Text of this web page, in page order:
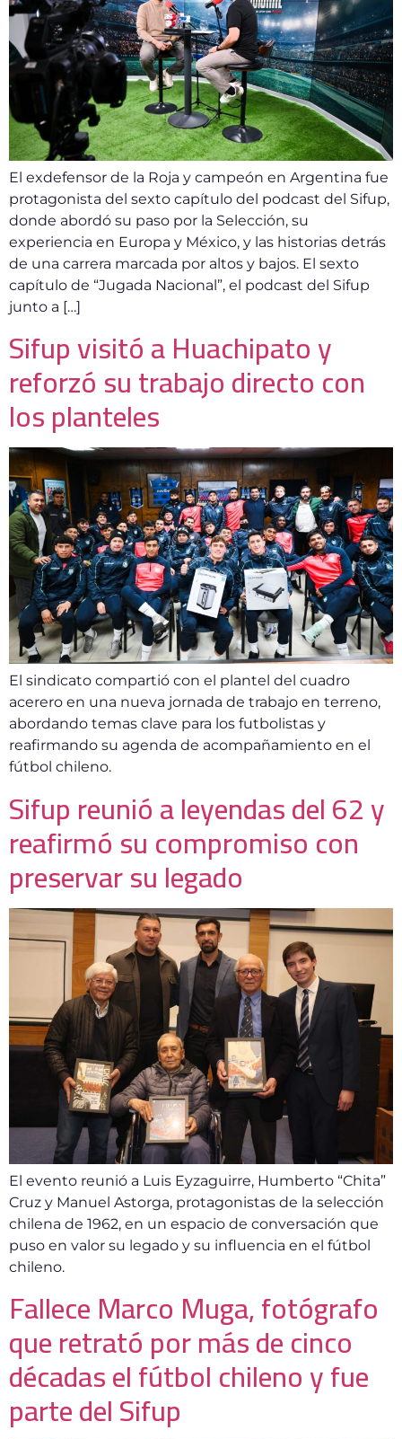
El exdefensor de la Roja y campeón en Argentina fue
protagonista del sexto capítulo del podcast del Sifup,
donde abordó su paso por la Selección, su
experiencia en Europa y México, y las historias detrás
de una carrera marcada por altos y bajos. El sexto
capítulo de “Jugada Nacional”, el podcast del Sifup
junto a […]
Sifup visitó a Huachipato y
reforzó su trabajo directo con
los planteles
El sindicato compartió con el plantel del cuadro
acerero en una nueva jornada de trabajo en terreno,
abordando temas clave para los futbolistas y
reafirmando su agenda de acompañamiento en el
fútbol chileno.
Sifup reunió a leyendas del 62 y
reafirmó su compromiso con
preservar su legado
El evento reunió a Luis Eyzaguirre, Humberto “Chita”
Cruz y Manuel Astorga, protagonistas de la selección
chilena de 1962, en un espacio de conversación que
puso en valor su legado y su influencia en el fútbol
chileno.
Fallece Marco Muga, fotógrafo
que retrató por más de cinco
décadas el fútbol chileno y fue
parte del Sifup